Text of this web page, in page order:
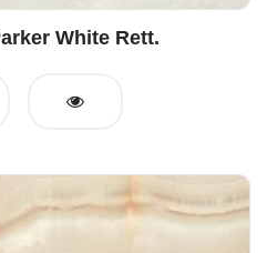
White Rett.